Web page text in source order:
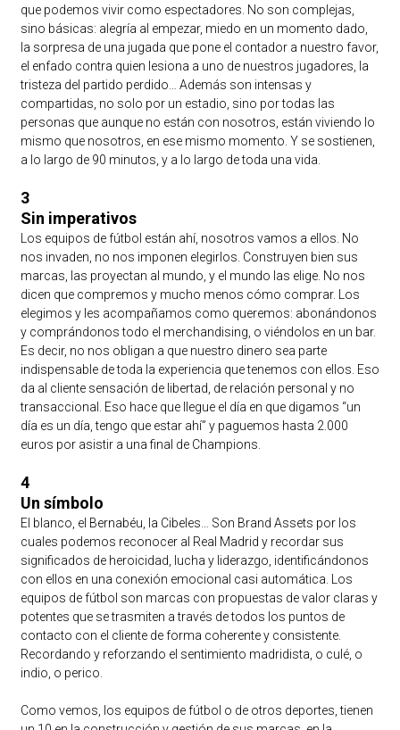
que podemos vivir como espectadores. No son complejas,
sino básicas: alegría al empezar, miedo en un momento dado,
la sorpresa de una jugada que pone el contador a nuestro favor,
el enfado contra quien lesiona a uno de nuestros jugadores, la
tristeza del partido perdido… Además son intensas y
compartidas, no solo por un estadio, sino por todas las
personas que aunque no están con nosotros, están viviendo lo
mismo que nosotros, en ese mismo momento. Y se sostienen,
a lo largo de 90 minutos, y a lo largo de toda una vida.
3
Sin imperativos
Los equipos de fútbol están ahí, nosotros vamos a ellos. No
nos invaden, no nos imponen elegirlos. Construyen bien sus
marcas, las proyectan al mundo, y el mundo las elige. No nos
dicen que compremos y mucho menos cómo comprar. Los
elegimos y les acompañamos como queremos: abonándonos
y comprándonos todo el merchandising, o viéndolos en un bar.
Es decir, no nos obligan a que nuestro dinero sea parte
indispensable de toda la experiencia que tenemos con ellos. Eso
da al cliente sensación de libertad, de relación personal y no
transaccional. Eso hace que llegue el día en que digamos “un
día es un día, tengo que estar ahí” y paguemos hasta 2.000
euros por asistir a una final de Champions.
4
Un símbolo
El blanco, el Bernabéu, la Cibeles… Son Brand Assets por los
cuales podemos reconocer al Real Madrid y recordar sus
significados de heroicidad, lucha y liderazgo, identificándonos
con ellos en una conexión emocional casi automática. Los
equipos de fútbol son marcas con propuestas de valor claras y
potentes que se trasmiten a través de todos los puntos de
contacto con el cliente de forma coherente y consistente.
Recordando y reforzando el sentimiento madridista, o culé, o
indio, o perico.
Como vemos, los equipos de fútbol o de otros deportes, tienen